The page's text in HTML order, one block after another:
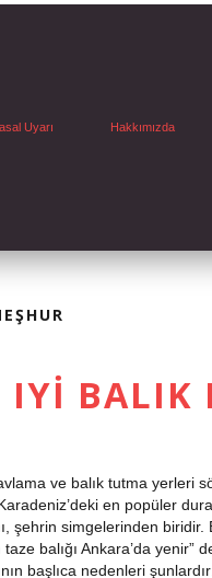
Uyarı Hakkımızda
IYI BALIK
ve balık tutma yerleri
en popüler
şehrin simgelerinden
balığı Ankara’da yenir”
başlıca nedenleri